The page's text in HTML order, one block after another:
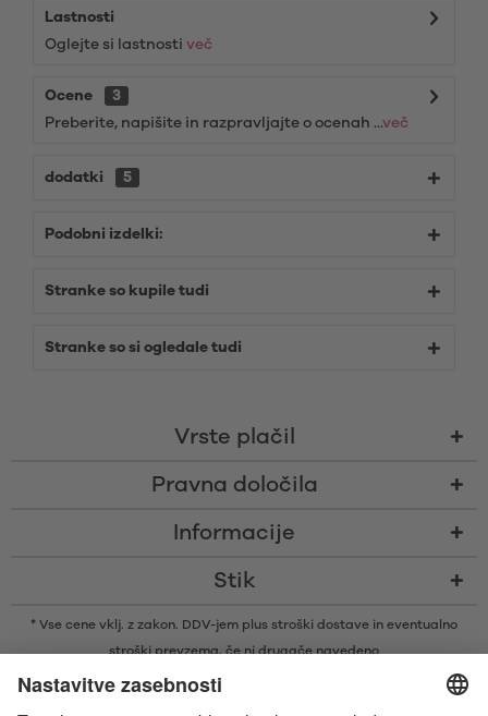
Lastnosti
Oglejte si lastnosti več
Ocene
3
Preberite, napišite in razpravljajte o ocenah ...več
dodatki 5
Podobni izdelki:
Stranke so kupile tudi
Stranke so si ogledale tudi
Vrste plačil
Pravna določila
Informacije
Stik
* Vse cene vklj. z zakon. DDV-jem plus stroški dostave in eventualno
stroški prevzema, če ni drugače navedeno
* Besedna znamka in logotipi Bluetooth® so zaščitene blagovne znamke v